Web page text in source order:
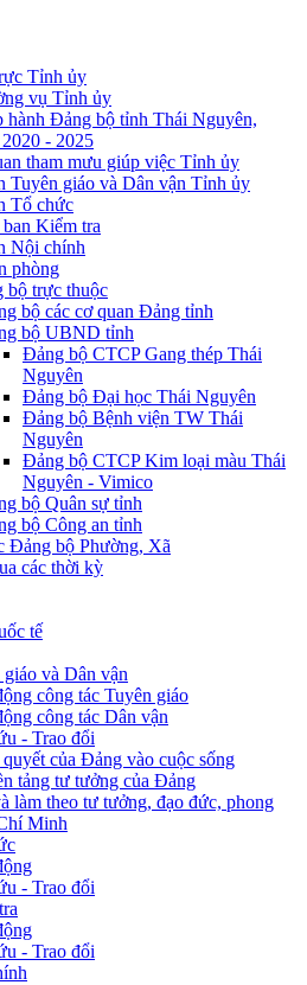
Tỉnh ủy
vụ Tỉnh ủy
hành Đảng bộ tỉnh Thái Nguyên,
- 2025
tham mưu giúp việc Tỉnh ủy
Tuyên giáo và Dân vận Tỉnh ủy
Tổ chức
Kiểm tra
Nội chính
phòng
bộ trực thuộc
bộ các cơ quan Đảng tỉnh
bộ UBND tỉnh
Đảng bộ CTCP Gang thép Thái
Nguyên
Đảng bộ Đại học Thái Nguyên
Đảng bộ Bệnh viện TW Thái
Nguyên
Đảng bộ CTCP Kim loại màu Thái
Nguyên - Vimico
bộ Quân sự tỉnh
bộ Công an tỉnh
Đảng bộ Phường, Xã
các thời kỳ
tế
và Dân vận
công tác Tuyên giáo
công tác Dân vận
- Trao đổi
của Đảng vào cuộc sống
tảng tư tưởng của Đảng
làm theo tư tưởng, đạo đức, phong
Minh
- Trao đổi
- Trao đổi